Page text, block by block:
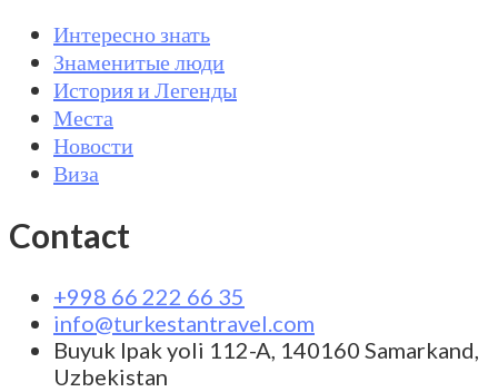
Интересно знать
Знаменитые люди
История и Легенды
Места
Новости
Виза
Contact
+998 66 222 66 35
info@turkestantravel.com
Buyuk Ipak yoli 112-A, 140160 Samarkand,
Uzbekistan